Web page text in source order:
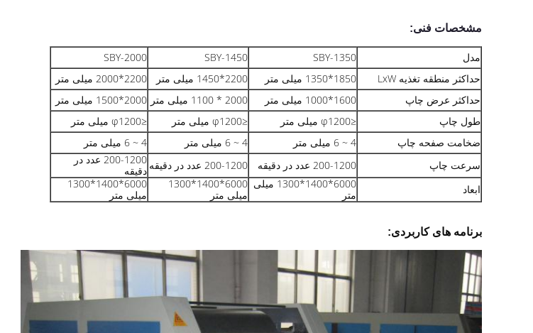
مشخصات فنی:
مدل SBY-1350
SBY-1450
SBY-2000
حداکثر منطقه تغذیه LxW
1850*1350 میلی متر 2200*1450 میلی متر
2200*2000 میلی متر
حداکثر عرض چاپ
1600*1000 میلی متر 2000 * 1100 میلی متر
2000*1500 میلی متر
طول چاپ
≤φ1200 میلی متر ≤φ1200 میلی متر
≤φ1200 میلی متر
ضخامت صفحه چاپ
4 ~ 6 میلی متر 4 ~ 6 میلی متر
4 ~ 6 میلی متر
سرعت چاپ
200-1200 عدد در دقیقه 200-1200 عدد در دقیقه
200-1200 عدد در
دقیقه
ابعاد
6000*1400*1300 میلی
متر
6000*1400*1300
میلی متر
6000*1400*1300
میلی متر
برنامه های کاربردی: